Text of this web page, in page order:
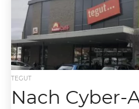
Primus Aldi vorsichtig
Wachstumsraten waren
TEGUT
Nach Cyber-